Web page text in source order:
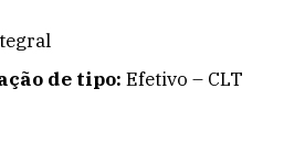
de tipo: Efetivo – CLT